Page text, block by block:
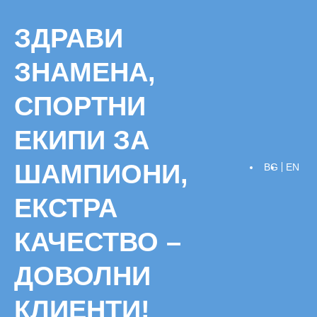
content
ЗДРАВИ
ЗНАМЕНА,
СПОРТНИ
ЕКИПИ ЗА
ШАМПИОНИ,
ЕКСТРА
КАЧЕСТВО –
ДОВОЛНИ
КЛИЕНТИ!
BG EN